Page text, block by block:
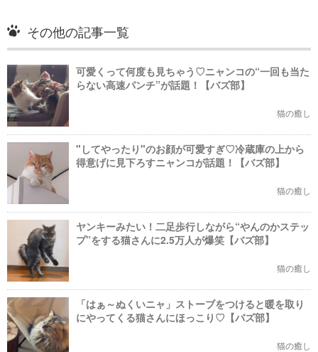
その他の記事一覧
可愛くって何度も見ちゃう♡ニャンコの“一回も当た
らない高速パンチ”が話題！【バズ部】
猫の癒し
"してやったり"のお顔が可愛すぎ♡冷蔵庫の上から
得意げに見下ろすニャンコが話題！【バズ部】
猫の癒し
ヤンキーみたい！二足歩行しながら“やんのかステッ
プ”をする猫さんに2.5万人が爆笑【バズ部】
猫の癒し
「はぁ～ぬくいニャ」ストーブをつけると暖を取り
にやってくる猫さんにほっこり♡【バズ部】
猫の癒し